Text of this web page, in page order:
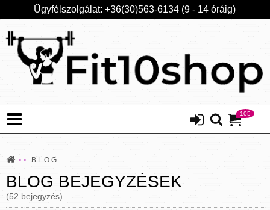
Ügyfélszolgálat: +36(30)563-6134 (9 - 14 óráig)
105
BLOG
BLOG BEJEGYZÉSEK
(52 bejegyzés)